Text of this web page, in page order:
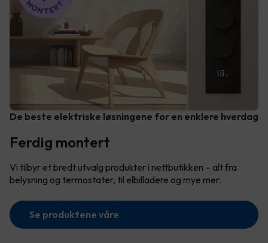
De beste elektriske løsningene for en enklere hverdag
Ferdig montert
Vi tilbyr et bredt utvalg produkter i nettbutikken – alt fra
belysning og termostater, til elbilladere og mye mer.
Se produktene våre